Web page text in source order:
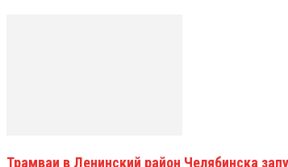
Трамваи в Ленинский район Челябинска